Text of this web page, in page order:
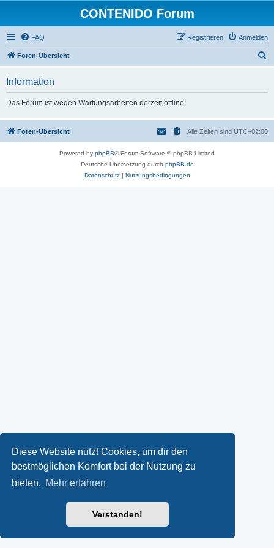
Diese Website nutzt Cookies, um dir den
bestmöglichen Komfort bei der Nutzung zu
bieten. Mehr erfahren
Verstanden!
CONTENIDO Forum
FAQ Anmelden
Registrieren
Foren-Übersicht
Information
Das Forum ist wegen Wartungsarbeiten derzeit offline!
Foren-Übersicht Alle Zeiten sind UTC+02:00
Powered by phpBB® Forum Software © phpBB Limited
Deutsche Übersetzung durch phpBB.de
Datenschutz| Nutzungsbedingungen